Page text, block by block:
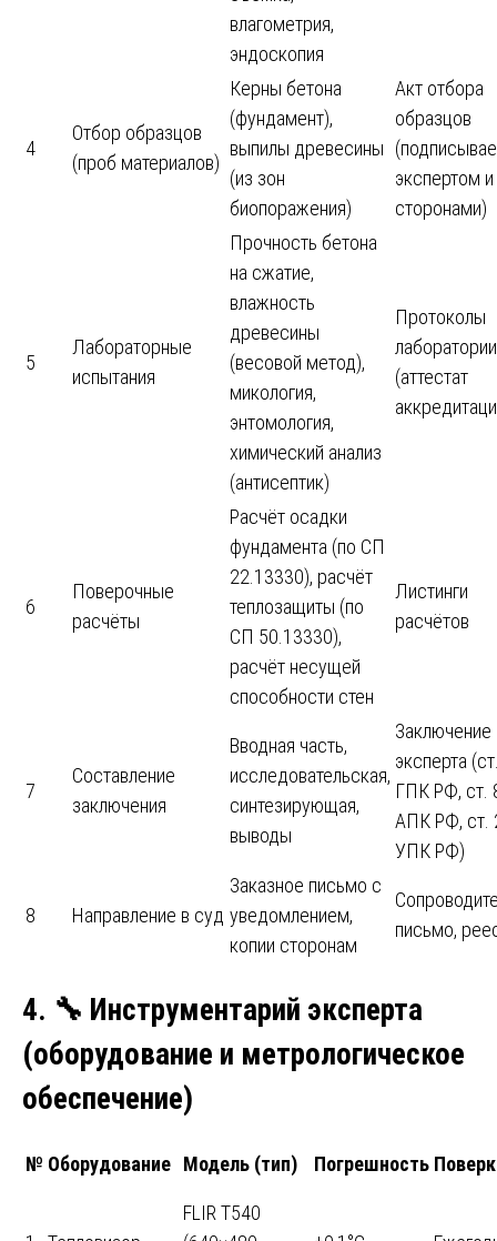
влагометрия,
эндоскопия
4
Отбор образцов
(проб материалов)
Керны бетона
(фундамент),
выпилы древесины
(из зон
биопоражения)
Акт отбора
образцов
экспертом и
сторонами)
5
Лабораторные
испытания
Прочность бетона
на сжатие,
влажность
древесины
(весовой метод),
микология,
энтомология,
химический анализ
(антисептик)
Протоколы
лаборатории
(аттестат
6
Поверочные
расчёты
Расчёт осадки
фундамента (по СП
22.13330), расчёт
теплозащиты (по
СП 50.13330),
расчёт несущей
способности стен
Листинги
расчётов
7
Составление
заключения
Вводная часть,
исследовательская,
синтезирующая,
выводы
Заключение
эксперта
ГПК РФ, ст.
АПК РФ, ст.
УПК РФ)
8 Направление в суд
Заказное письмо с
уведомлением,
копии сторонам
письмо,
4. 🔧 Инструментарий эксперта
(оборудование и метрологическое
обеспечение)
№ Оборудование Модель (тип) Погрешность
FLIR T540